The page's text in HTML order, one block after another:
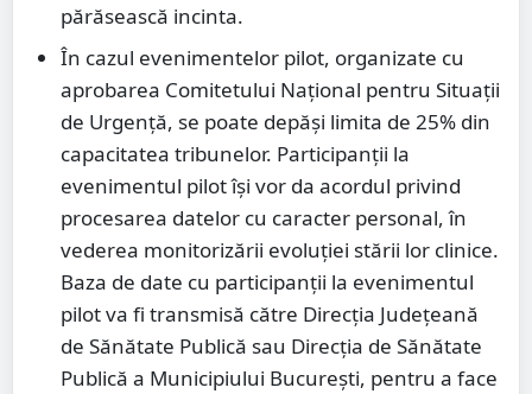
părăsească incinta.
În cazul evenimentelor pilot, organizate cu
aprobarea Comitetului Național pentru Situații
de Urgență, se poate depăși limita de 25% din
capacitatea tribunelor. Participanții la
evenimentul pilot își vor da acordul privind
procesarea datelor cu caracter personal, în
vederea monitorizării evoluției stării lor clinice.
Baza de date cu participanții la evenimentul
pilot va fi transmisă către Direcția Județeană
de Sănătate Publică sau Direcția de Sănătate
Publică a Municipiului București, pentru a face